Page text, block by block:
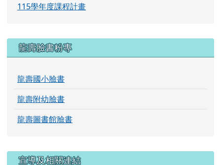
115學年度課程計畫
龍壽臉書粉專
龍壽國小臉書
龍壽附幼臉書
龍壽圖書館臉書
宣導及相關連結